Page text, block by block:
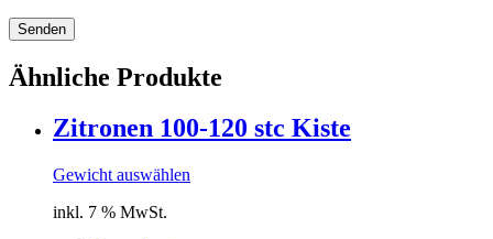
Senden
Ähnliche Produkte
Zitronen 100-120 stc Kiste
Gewicht auswählen
inkl. 7 % MwSt.